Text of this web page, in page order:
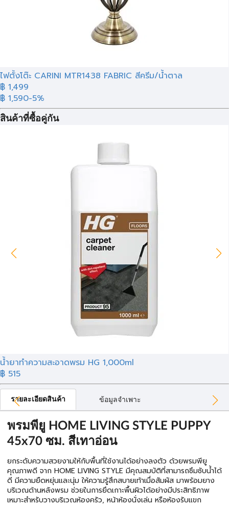
ไฟตั้งโต๊ะ CARINI MTR1438 FABRIC สีครีม/น้ำตาล
฿ 1,499
฿ 1,590-5%
สินค้าที่ซื้อคู่กัน
น้ำยาทำความสะอาดพรม HG 1,000ml
฿ 515
รายละเอียดสินค้า ข้อมูลจำเพาะ
พรมพียู HOME LIVING STYLE PUPPY
45x70 ซม. สีเทาอ่อน
ยกระดับความสวยงามให้กับพื้นที่ใช้งานได้อย่างลงตัว ด้วยพรมพียู
คุณภาพดี จาก HOME LIVING STYLE มีคุณสมบัติที่สามารถซึมซับน้ำได้
ดี มีความยืดหยุ่นและนุ่ม ให้ความรู้สึกสบายเท้าเมื่อสัมผัส มาพร้อมยาง
บริเวณด้านหลังพรม ช่วยในการยึดเกาะพื้นผิวได้อย่างมีประสิทธิภาพ
เหมาะสำหรับวางบริเวณห้องครัว, หน้าห้องนั่งเล่น หรือห้องรับแขก